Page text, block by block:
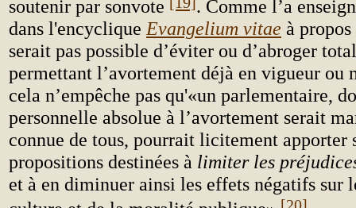
soutenir par sonvote
. Comme l’a
dans l'encyclique Evangelium vitae à
serait pas possible d’éviter ou d’abroger
permettant l’avortement déjà en vigueur ou
cela n’empêche pas qu'«un parlementaire,
personnelle absolue à l’avortement serait
connue de tous, pourrait licitement apporter
propositions destinées à limiter les
et à en diminuer ainsi les effets négatifs sur
[20]